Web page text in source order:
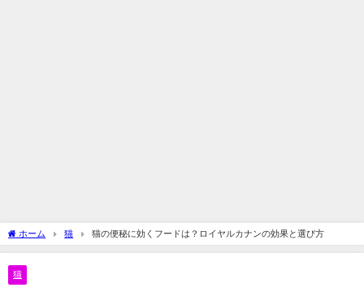
ホーム 猫 猫の便秘に効くフードは？ロイヤルカナンの効果と選び方
猫